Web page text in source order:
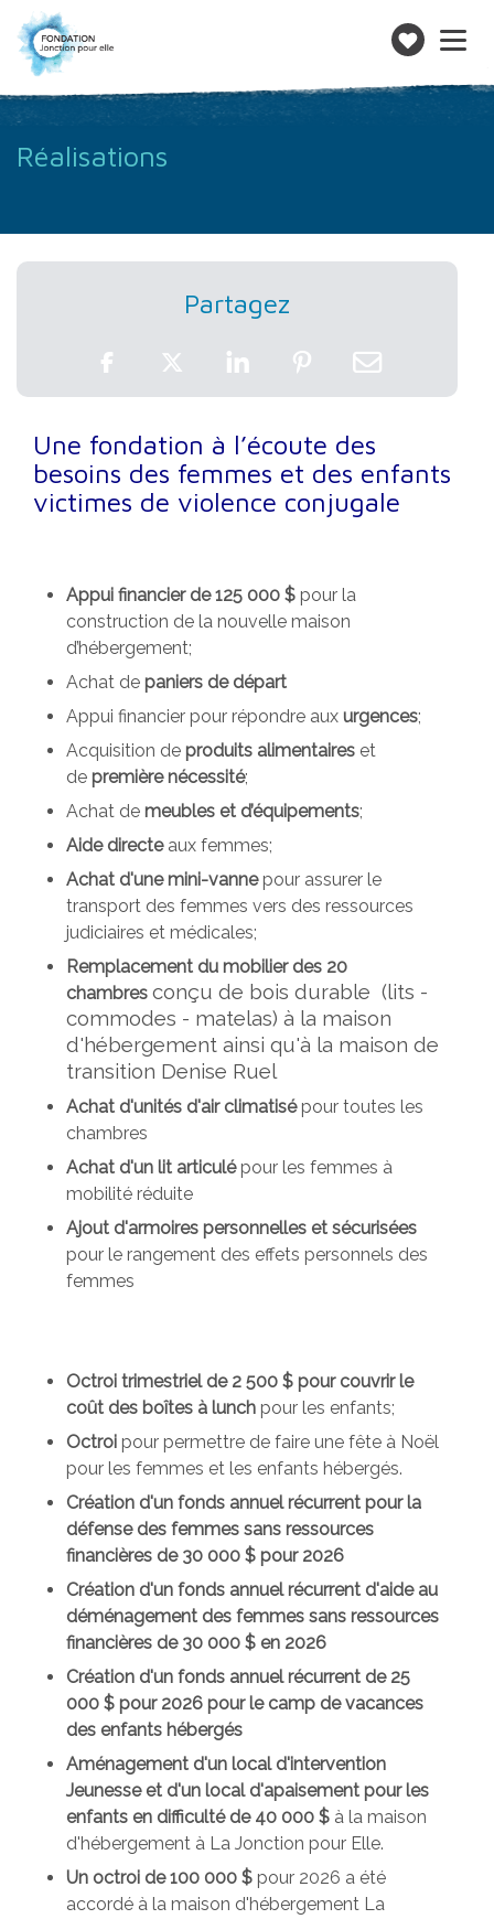
un
Toggle
Réalisations
Partagez
Une fondation à l’écoute des
besoins des femmes et des enfants
victimes de violence conjugale
Appui financier de 125 000 $ pour la
construction de la nouvelle maison
d’hébergement;
Achat de paniers de départ
Appui financier pour répondre aux urgences;
Acquisition de produits alimentaires et
de première nécessité;
Achat de meubles et d’équipements;
Aide directeaux femmes;
Achat d'une mini-vannepour assurer le
transport des femmes vers des ressources
judiciaires et médicales;
Remplacement du mobilier des 20
chambres conçu de bois durable (lits -
commodes - matelas) à la maison
d'hébergement ainsi qu'à la maison de
transition Denise Ruel
Achat d'unités d'air climatisépour toutes les
chambres
Achat d'un lit articulépour les femmes à
mobilité réduite
Ajout d'armoires personnelles et sécurisées
pour le rangement des effets personnels des
femmes
Octroi trimestriel de 2 500 $ pour couvrir le
coût des boîtes à lunch pour les enfants;
Octroi pour permettre de faire une fête à Noël
pour les femmes et les enfants hébergés.
Création d'un fonds annuel récurrent pour la
défense des femmes sans ressources
financières de 30 000 $ pour 2026
Création d'un fonds annuel récurrent d'aide au
déménagement des femmes sans ressources
financières de 30 000 $ en 2026
Création d'un fonds annuel récurrent de 25
000 $ pour 2026 pour le camp de vacances
des enfants hébergés
Aménagement d'un local d'intervention
Jeunesse et d'un local d'apaisement pour les
enfants en difficulté de 40 000 $ à la maison
d'hébergement à La Jonction pour Elle.
Un octroi de 100 000 $ pour 2026 a été
accordé à la maison d'hébergement La